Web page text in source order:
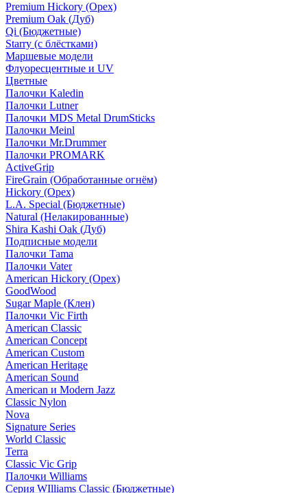
Premium Hickory (Орех)
Premium Oak (Дуб)
Qi (Бюджетные)
Starry (с блёстками)
Маршевые модели
Флуоресцентные и UV
Цветные
Палочки Kaledin
Палочки Lutner
Палочки MDS Metal DrumSticks
Палочки Meinl
Палочки Mr.Drummer
Палочки PROMARK
ActiveGrip
FireGrain (Обработанные огнём)
Hickory (Орех)
L.A. Special (Бюджетные)
Natural (Нелакированные)
Shira Kashi Oak (Дуб)
Подписные модели
Палочки Tama
Палочки Vater
American Hickory (Орех)
GoodWood
Sugar Maple (Клен)
Палочки Vic Firth
American Classic
American Concept
American Custom
American Heritage
American Sound
American и Modern Jazz
Classic Nylon
Nova
Signature Series
World Classic
Terra
Classic Vic Grip
Палочки Williams
Серия WIlliams Classic (Бюджетные)